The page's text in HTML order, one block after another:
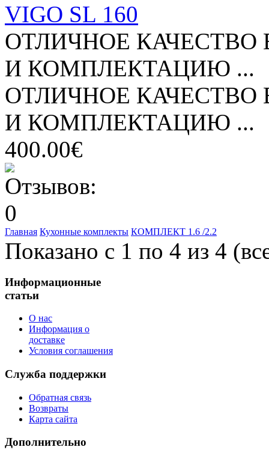
VIGO SL 160
ОТЛИЧНОЕ
И КОМПЛЕКТАЦИЮ ...
ОТЛИЧНОЕ
И КОМПЛЕКТАЦИЮ ...
400.00€
Главная Кухонные комплекты КОМПЛЕКТ 1.6 /2.2
Показано с 1 по 4 из 4
Информационные
статьи
О нас
Информация о
доставке
Условия соглашения
Служба поддержки
Обратная связь
Возвраты
Карта сайта
Дополнительно